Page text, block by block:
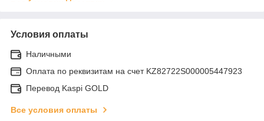
Условия оплаты
Наличными
Оплата по реквизитам на счет KZ82722S000005447923
Перевод Kaspi GOLD
Все условия оплаты